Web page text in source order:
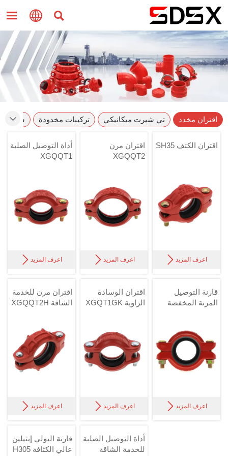



اقتران مخدد تي شيرت ميكانيكي تركيبات مخدودة شفة

أداة التوصيل الصلبة
XGQQT1
اعرف المزيد
اقتران مرن
XGQQT2
اعرف المزيد 
اقتران الكتف SH35
اعرف المزيد
اقتران مرن للخدمة
الشاقة XGQQT2H
اعرف المزيد
اقتران الوسادة
الزاوية XGQT1GK
اعرف المزيد 
قارنة التوصيل
المرنة المخفضة
اعرف المزيد
قارنة البولي إيثيلين
عالي الكثافة H305
أداة التوصيل الصلبة
للخدمة الشاقة